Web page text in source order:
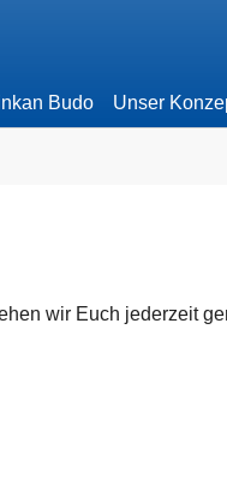
Budo Unser
wir Euch jederzeit